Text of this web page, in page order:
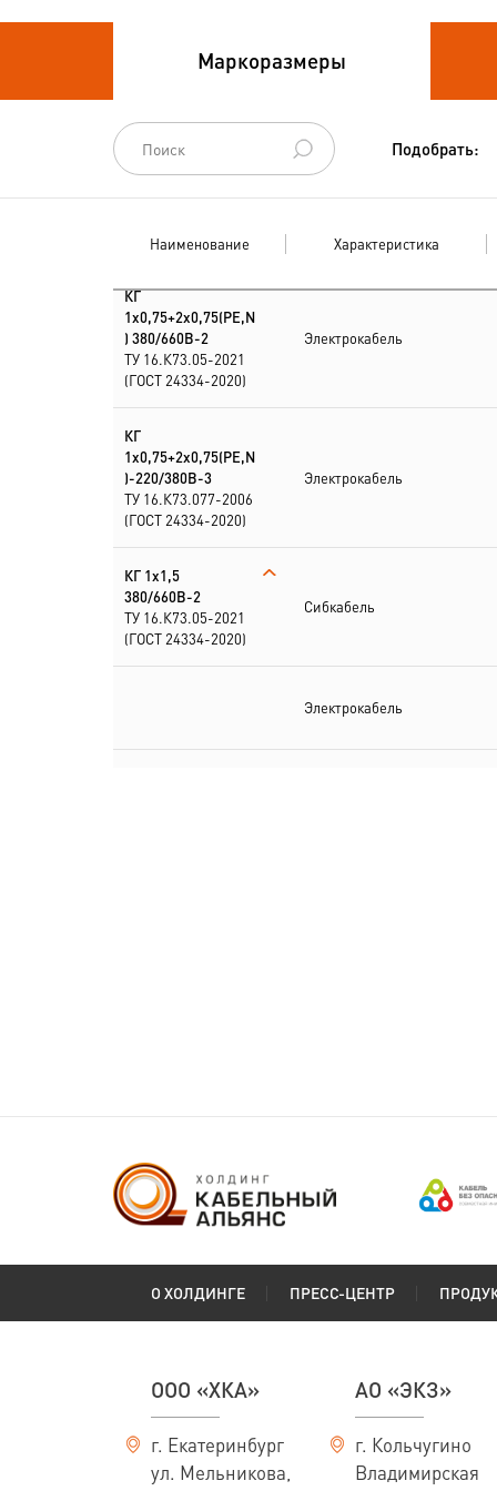
Кабели
термоэлектродные
Кабели управления
Маркоразмеры
Подобрать:
Наименование Характеристика
КГ
1х0,75+2х0,75(PE,N
) 380/660В-2
ТУ 16.К73.05-2021
(ГОСТ 24334-2020)
Электрокабель
КГ
1х0,75+2х0,75(PE,N
)-220/380В-3
ТУ 16.К73.077-2006
(ГОСТ 24334-2020)
Электрокабель
КГ 1х1,5
380/660В-2
ТУ 16.К73.05-2021
(ГОСТ 24334-2020)
Сибкабель
Электрокабель
О ХОЛДИНГЕ ПРЕСС-ЦЕНТР
ООО «ХКА»
г. Екатеринбург
ул. Мельникова,
АО «ЭКЗ»
г. Кольчугино
Владимирская